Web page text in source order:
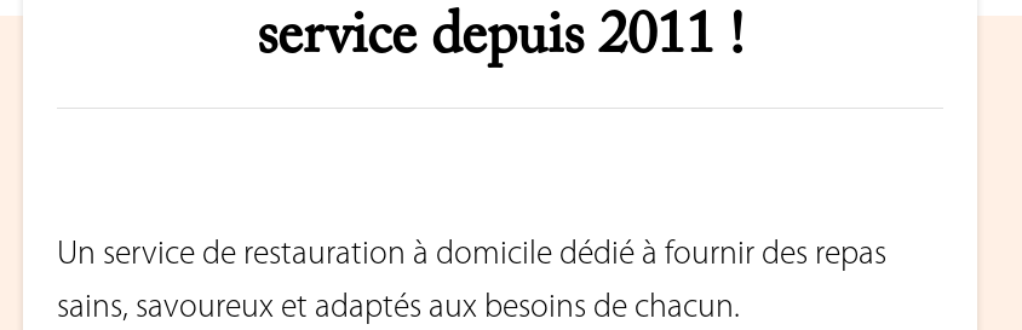
service depuis 2011 !
Un service de restauration à domicile dédié à fournir des repas
sains, savoureux et adaptés aux besoins de chacun.